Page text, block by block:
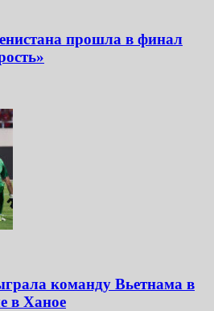
прошла в финал
команду Вьетнама в
в Ханое